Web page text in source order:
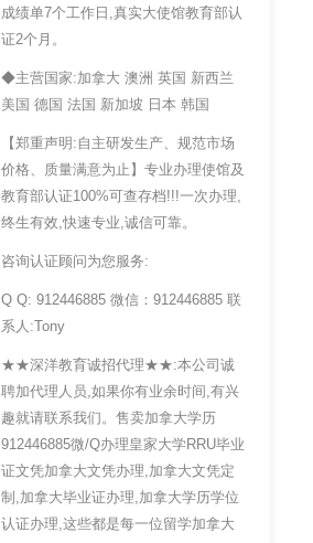
成绩单7个工作日,真实大使馆教育部认
证2个月。
◆主营国家:加拿大 澳洲 英国 新西兰
美国 德国 法国 新加坡 日本 韩国
【郑重声明:自主研发生产、规范市场
价格、质量满意为止】专业办理使馆及
教育部认证100%可查存档!!!一次办理,
终生有效,快速专业,诚信可靠。
咨询认证顾问为您服务:
Q Q: 912446885 微信：912446885 联
系人:Tony
★★深洋教育诚招代理★★:本公司诚
聘加代理人员,如果你有业余时间,有兴
趣就请联系我们。售卖加拿大学历
912446885微/Q办理皇家大学RRU毕业
证文凭加拿大文凭办理,加拿大文凭定
制,加拿大毕业证办理,加拿大学历学位
认证办理,这些都是每一位留学加拿大